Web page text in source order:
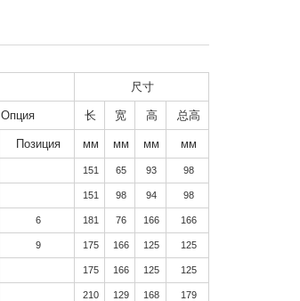
尺寸
Опция 长 宽 高 总高
Позиция мм мм мм мм
151 65 93 98
151 98 94 98
6 181 76 166 166
9 175 166 125 125
175 166 125 125
210 129 168 179